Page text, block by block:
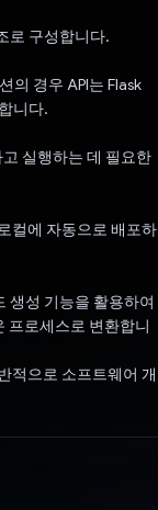
로 구성합니다.
의 경우 API는 Flask
니다.
실행하는 데 필요한
컬에 자동으로 배포하
생성 기능을 활용하여
프로세스로 변환합니
적으로 소프트웨어 개